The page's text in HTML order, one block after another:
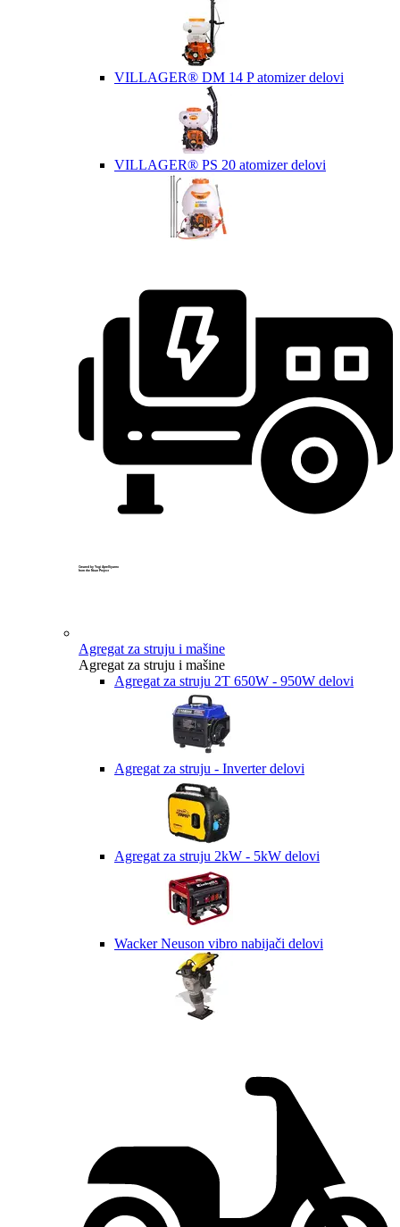
VILLAGER® DM 14 P atomizer delovi
VILLAGER® PS 20 atomizer delovi
Created by Yogi Aprelliyanto
from the Noun Project
Agregat za struju i mašine
Agregat za struju i mašine
Agregat za struju 2T 650W - 950W delovi
Agregat za struju - Inverter delovi
Agregat za struju 2kW - 5kW delovi
Wacker Neuson vibro nabijači delovi